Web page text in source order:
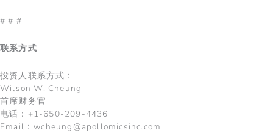
# # #
联系方式
投资人联系方式：
Wilson W. Cheung
首席财务官
电话：+1-650-209-4436
Email：wcheung@apollomicsinc.com